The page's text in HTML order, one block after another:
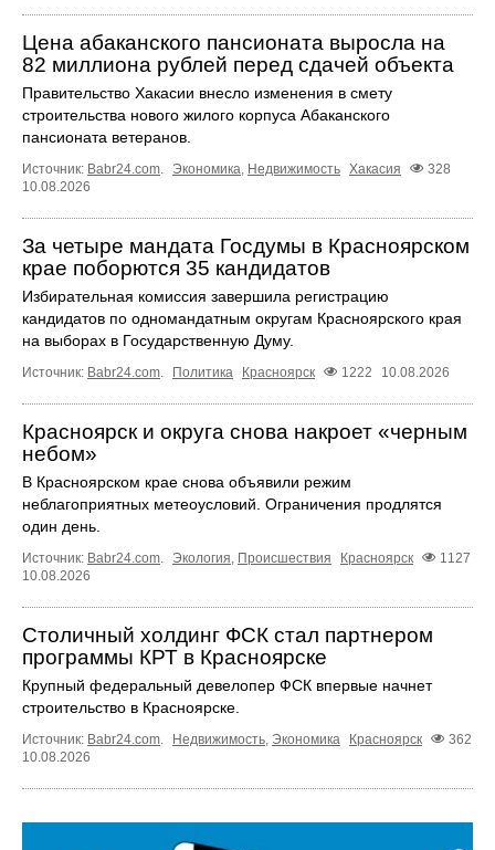
Цена абаканского пансионата выросла на
82 миллиона рублей перед сдачей объекта
Правительство Хакасии внесло изменения в смету
строительства нового жилого корпуса Абаканского
пансионата ветеранов.
Источник: Babr24.com Экономика Недвижимость Хакасия
328
10.08.2026
За четыре мандата Госдумы в Красноярском
крае поборются 35 кандидатов
Избирательная комиссия завершила регистрацию
кандидатов по одномандатным округам Красноярского края
на выборах в Государственную Думу.
Источник: Babr24.com Политика Красноярск 1222 10.08.2026
Красноярск и округа снова накроет «черным
небом»
В Красноярском крае снова объявили режим
неблагоприятных метеоусловий. Ограничения продлятся
один день.
Источник: Babr24.com. Экология, Происшествия Красноярск
1127
10.08.2026
Столичный холдинг ФСК стал партнером
программы КРТ в Красноярске
Крупный федеральный девелопер ФСК впервые начнет
строительство в Красноярске.
Источник: Babr24.com. Недвижимость, Экономика Красноярск
362
10.08.2026